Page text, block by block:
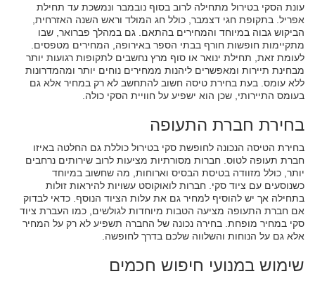
עונת הסקי בטירול מתחילה לרוב בסוף נובמבר ונמשכת עד תחילת
אפריל. בתקופת חגי דצמבר, כולל חג המולד וראש השנה האזרחית,
הביקוש גבוה במיוחד והמחירים בהתאם. גם במהלך פברואר, שבו
מתקיימות חופשות חורף בבתי הספר באירופה, המחירים מטפסים.
לעומת זאת, תחילת ינואר או סוף מרץ נחשבים לתקופות רגועות יותר
מבחינת תיירות ומאפשרים ליהנות ממחירים נוחים יותר ומהמדרונות
ללא עומס. בעת בחירת טיסה חשוב להתחשב לא רק במחיר אלא גם
בעומס התיירותי, שכן הוא ישפיע על חוויית הסקי כולה.
בחירת חברת התעופה
בחירת הטיסה הנכונה לחופשת סקי בטירול כוללת גם החלטה באיזו
חברת תעופה לטוס. חברות מסורתיות מציעות לרוב שירותים נרחבים
יותר, כולל מזוודה בטיסת הבסיס וארוחות, מה שחשוב במיוחד
כשנוסעים עם ציוד סקי. חברות לואוקוסט עשויות להיראות זולות
בתחילה אך יש להוסיף למחיר גם את עלות הציוד הנוסף. כדאי לבדוק
אם חברת התעופה מציעה הטבות מיוחדות לגולשים, כמו העברת ציוד
סקי במחיר מופחת. בחירה נכונה של החברה תשפיע לא רק על המחיר
אלא גם על הנוחות והשלווה שלכם בדרך לחופשה.
שימוש במנועי חיפוש חכמים